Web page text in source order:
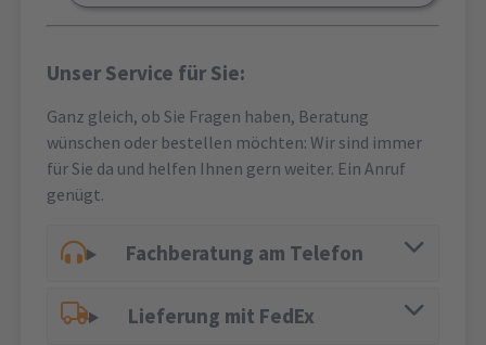
Unser Service für Sie:
Ganz gleich, ob Sie Fragen haben, Beratung
wünschen oder bestellen möchten: Wir sind immer
für Sie da und helfen Ihnen gern weiter. Ein Anruf
genügt.
Fachberatung am Telefon
Lieferung mit FedEx